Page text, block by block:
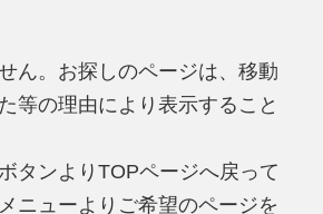
ん。お探しのページは、移動
等の理由により表示すること
タンよりTOPページへ戻って
ニューよりご希望のページを